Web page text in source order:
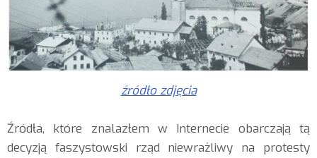
źródło zdjęcia
Źródła, które znalazłem w Internecie obarczają tą
decyzją faszystowski rząd niewrażliwy na protesty